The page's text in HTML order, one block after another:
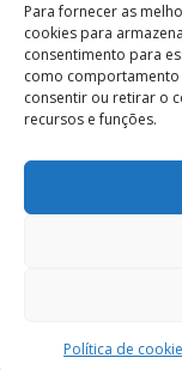
Para fornecer as
cookies para
consentimento para
como comportamento
consentir ou retirar o
recursos e funções.
Política de
Portal
Isenção de